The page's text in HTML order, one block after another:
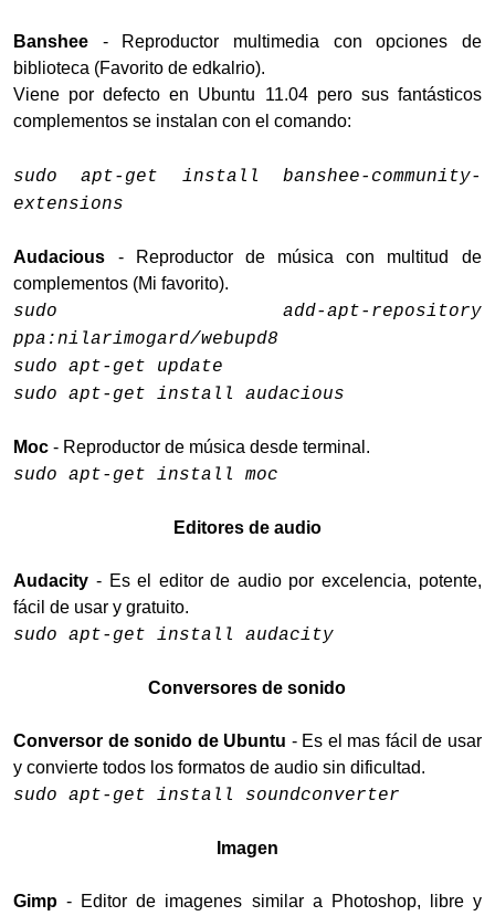
Banshee - Reproductor multimedia con opciones de
biblioteca (Favorito de edkalrio).
Viene por defecto en Ubuntu 11.04 pero sus fantásticos
complementos se instalan con el comando:
sudo apt-get install banshee-community-
extensions
Audacious - Reproductor de música con multitud de
complementos (Mi favorito).
sudo add-apt-repository
ppa:nilarimogard/webupd8
sudo apt-get update
sudo apt-get install audacious
Moc - Reproductor de música desde terminal.
sudo apt-get install moc
Editores de audio
Audacity - Es el editor de audio por excelencia, potente,
fácil de usar y gratuito.
sudo apt-get install audacity
Conversores de sonido
Conversor de sonido de Ubuntu - Es el mas fácil de usar
y convierte todos los formatos de audio sin dificultad.
sudo apt-get install soundconverter
Imagen
Gimp - Editor de imagenes similar a Photoshop, libre y